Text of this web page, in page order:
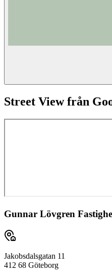
Street View från
Gunnar Lövgren
Jakobsdalsgatan 11
412 68 Göteborg